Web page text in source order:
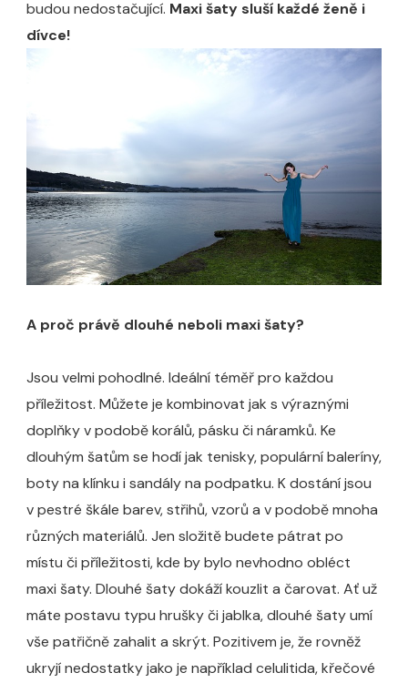
budou nedostačující. Maxi šaty sluší každé ženě i
dívce!
A proč právě dlouhé neboli maxi šaty?
Jsou velmi pohodlné. Ideální téměř pro každou
příležitost. Můžete je kombinovat jak s výraznými
doplňky v podobě korálů, pásku či náramků. Ke
dlouhým šatům se hodí jak tenisky, populární baleríny,
boty na klínku i sandály na podpatku. K dostání jsou
v pestré škále barev, střihů, vzorů a v podobě mnoha
různých materiálů. Jen složitě budete pátrat po
místu či příležitosti, kde by bylo nevhodno obléct
maxi šaty. Dlouhé šaty dokáží kouzlit a čarovat. Ať už
máte postavu typu hrušky či jablka, dlouhé šaty umí
vše patřičně zahalit a skrýt. Pozitivem je, že rovněž
ukryjí nedostatky jako je například celulitida, křečové